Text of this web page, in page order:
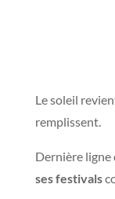
Le soleil
remplissent.
Dernière ligne
ses festivals